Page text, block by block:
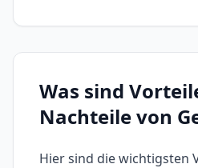
Was sind
Nachteile von
Hier sind die wichtigsten